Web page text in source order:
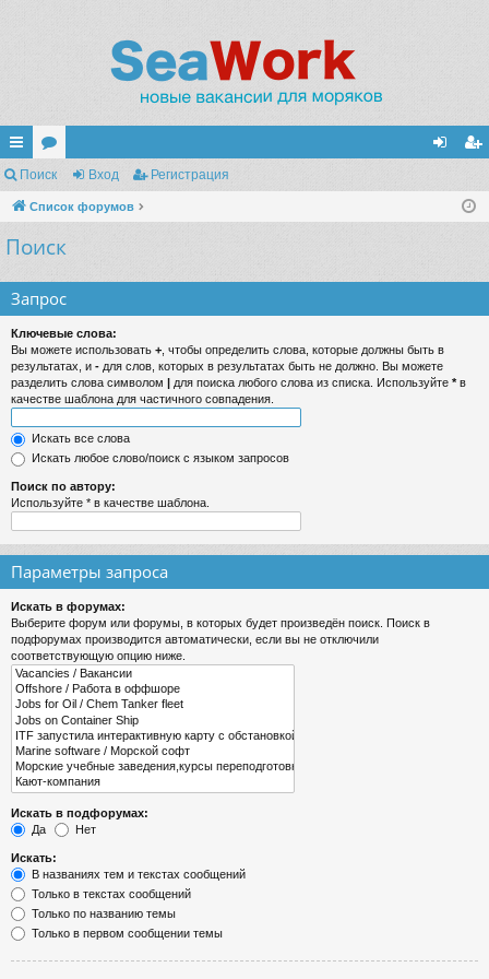
с
ы
лк
ор
ум
ы
ис
Поиск Вход Регистрация
Список форумов
Поиск
Запрос
Ключевые слова:
Вы можете использовать + , чтобы определить слова, которые должны быть в
результатах, и - для слов, которых в результатах быть не должно. Вы можете
разделить слова символом | для поиска любого слова из списка. Используйте *в
качестве шаблона для частичного совпадения.
Искать все слова
Искать любое слово/поиск с языком запросов
Поиск по автору:
Используйте * в качестве шаблона.
Параметры запроса
Искать в форумах:
Выберите форум или форумы, в которых будет произведён поиск. Поиск в
подфорумах производится автоматически, если вы не отключили
соответствующую опцию ниже.
Искать в подфорумах:
Да
Нет
Искать:
В названиях тем и текстах сообщений
Только в текстах сообщений
Только по названию темы
Только в первом сообщении темы